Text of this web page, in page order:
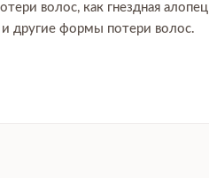
волос, как гнездная
другие формы потери волос.